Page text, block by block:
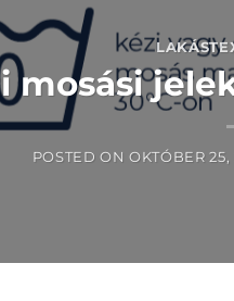
mosási
POSTED ONOKTÓBER